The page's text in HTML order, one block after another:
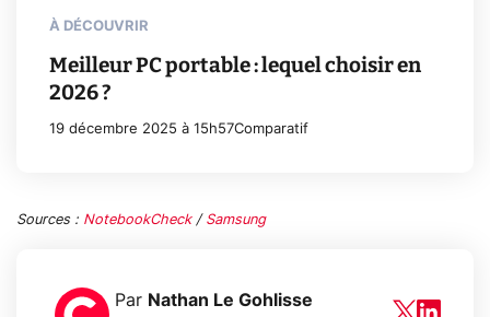
À DÉCOUVRIR
Meilleur PC portable : lequel choisir en
2026 ?
19 décembre 2025 à 15h57Comparatif
Sources : NotebookCheck/ Samsung
Par Nathan Le Gohlisse